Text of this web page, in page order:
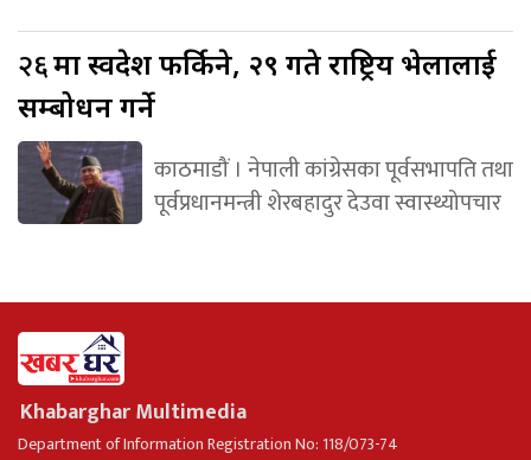
२६मा स्वदेश फर्किने, २९ गते राष्ट्रिय भेलालाई
सम्बोधन गर्ने
काठमाडौं । नेपाली कांग्रेसका पूर्वसभापति तथा
पूर्वप्रधानमन्त्री शेरबहादुर देउवा स्वास्थ्योपचार
Khabarghar Multimedia
Department of Information Registration No: 118/073-74